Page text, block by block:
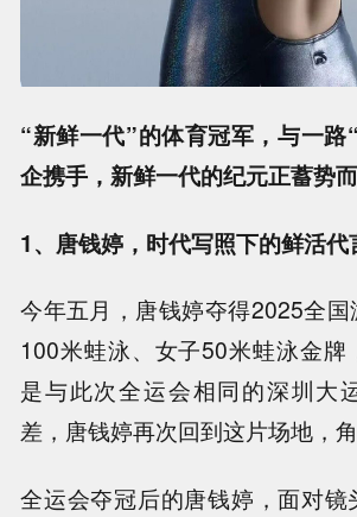
“新鲜一代”的体育冠军，与一路
企携手，新鲜一代的纪元正蓄势而
1、唐钱婷，时代写照下的鲜活代
今年五月，唐钱婷夺得2025全
100米蛙泳、女子50米蛙泳金牌
是与此次全运会相同的深圳大
差，唐钱婷再次回到这片场地，角
全运会夺冠后的唐钱婷，面对镜